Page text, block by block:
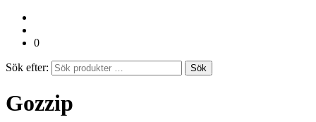
0
Sök efter: Sök
Gozzip